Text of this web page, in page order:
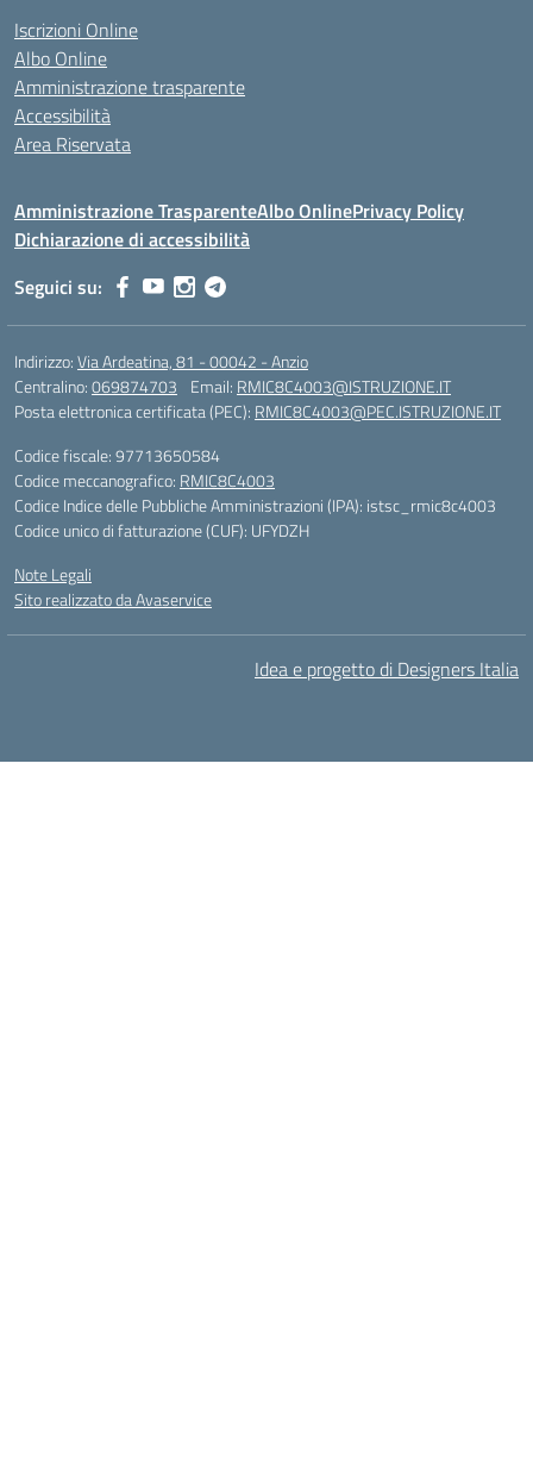
Iscrizioni Online
Albo Online
Amministrazione trasparente
Accessibilità
Area Riservata
Amministrazione TrasparenteAlbo OnlinePrivacy Policy
Dichiarazione di accessibilità
Seguici su:
Indirizzo:Via Ardeatina, 81 - 00042 - Anzio
Centralino:069874703 Email: RMIC8C4003@ISTRUZIONE.IT
Posta elettronica certificata (PEC): RMIC8C4003@PEC.ISTRUZIONE.IT
Codice fiscale: 97713650584
Codice meccanografico: RMIC8C4003
Codice Indice delle Pubbliche Amministrazioni (IPA): istsc_rmic8c4003
Codice unico di fatturazione (CUF): UFYDZH
Note Legali
Sito realizzato da Avaservice
Idea e progetto di Designers Italia